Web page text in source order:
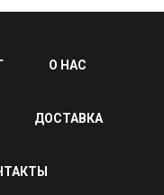
О НАС
ДОСТАВКА